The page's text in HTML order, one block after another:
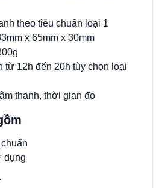
theo tiêu chuẩn loại 1
x 65mm x 30mm
12h đến 20h tùy chọn loại
thanh, thời gian đo
dụng